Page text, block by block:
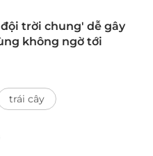
trời chung' dễ gây
không ngờ tới
trái cây